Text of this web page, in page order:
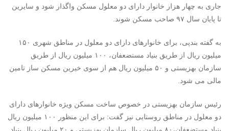
جاری به چهار هزار خانوار دارای دو معلول مسکن واگذار شود و سایرین
تا پایان سال ۹۷ صاحب مسکن شوند.
به گفته بندپی، برای خانوارهای دارای دو معلول در مناطق شهری ۱۵۰
میلیون ریال از طریق بنیاد مستضعفان، ١٠٠ میلیون ریال از طریق
سازمان بهزیستی و ۵۰ میلیون ریال هم از سوی خیرین مسکن ساز تامین
مالی می شود.
رئیس سازمان بهزیستی در خصوص ساخت مسکن ویژه خانوارهای دارای
دو معلول در مناطق روستایی نیز گفت: برای این منظور ١٠٠ میلیون ریال